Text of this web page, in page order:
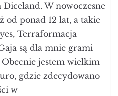
Diceland. W nowoczesne
od ponad 12 lat, a takie
Terraformacja
są dla mnie grami
jestem wielkim
gdzie zdecydowano
w